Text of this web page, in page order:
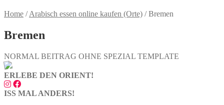
Home /Arabisch essen online kaufen (Orte) /Bremen
Bremen
NORMAL BEITRAG OHNE SPEZIAL TEMPLATE
ERLEBE DEN ORIENT!
ISS MAL ANDERS!